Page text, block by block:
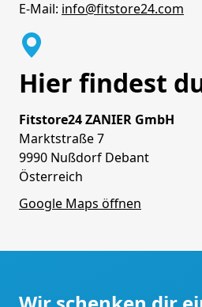
E-Mail: info@fitstore24.com
Hier findest
Fitstore24 ZANIER GmbH
Marktstraße 7
9990 Nußdorf Debant
Österreich
Google Maps öffnen